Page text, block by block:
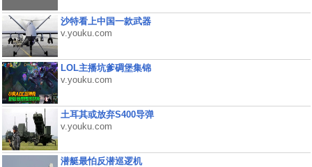
沙特看上中国一款武器
v.youku.com
LOL主播坑爹碉堡集锦
v.youku.com
土耳其或放弃S400导弹
v.youku.com
潜艇最怕反潜巡逻机